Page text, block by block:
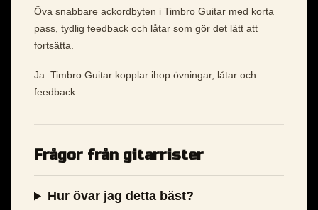
Öva snabbare ackordbyten i Timbro Guitar med korta
pass, tydlig feedback och låtar som gör det lätt att
fortsätta.
Ja. Timbro Guitar kopplar ihop övningar, låtar och
feedback.
Frågor från gitarrister
Hur övar jag detta bäst?